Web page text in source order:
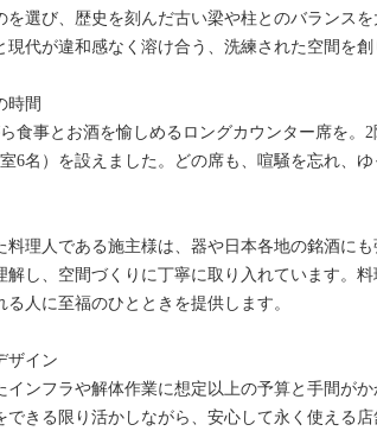
を選び、歴史を刻んだ古い梁や柱とのバランス
代が違和感なく溶け合う、洗練された空間を創
時間
食事とお酒を愉しめるロングカウンター席を。
6名）を設えました。どの席も、喧騒を忘れ、
理人である施主様は、器や日本各地の銘酒に
解し、空間づくりに丁寧に取り入れています。
人に至福のひとときを提供します。
ザイン
インフラや解体作業に想定以上の予算と手間が
できる限り活かしながら、安心して永く使える